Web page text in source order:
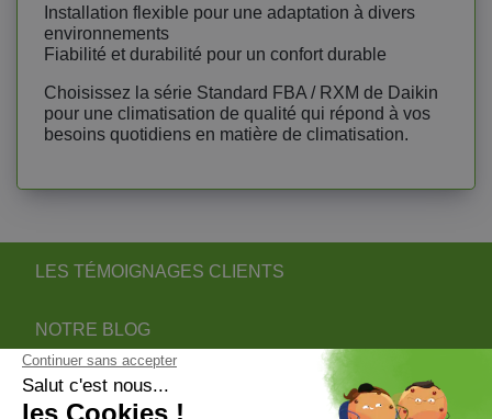
Installation flexible pour une adaptation à divers
environnements
Fiabilité et durabilité pour un confort durable
Choisissez la série Standard FBA / RXM de Daikin
pour une climatisation de qualité qui répond à vos
besoins quotidiens en matière de climatisation.
LES TÉMOIGNAGES CLIENTS
NOTRE BLOG
DEVENIR PARTENAIRE INSTALLATEUR